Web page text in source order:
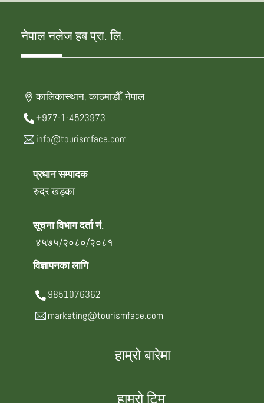
नेपाल नलेज हब प्रा. लि.
कालिकास्थान, काठमाडौँ, नेपाल
+977-1-4523973
info@tourismface.com
प्रधान सम्पादक
रुद्र खड्का
सूचना विभाग दर्ता नं.
४५७५/२०८०/२०८१
विज्ञापनका लागि
9851076362
marketing@tourismface.com
हाम्रो बारेमा
हाम्रो टिम